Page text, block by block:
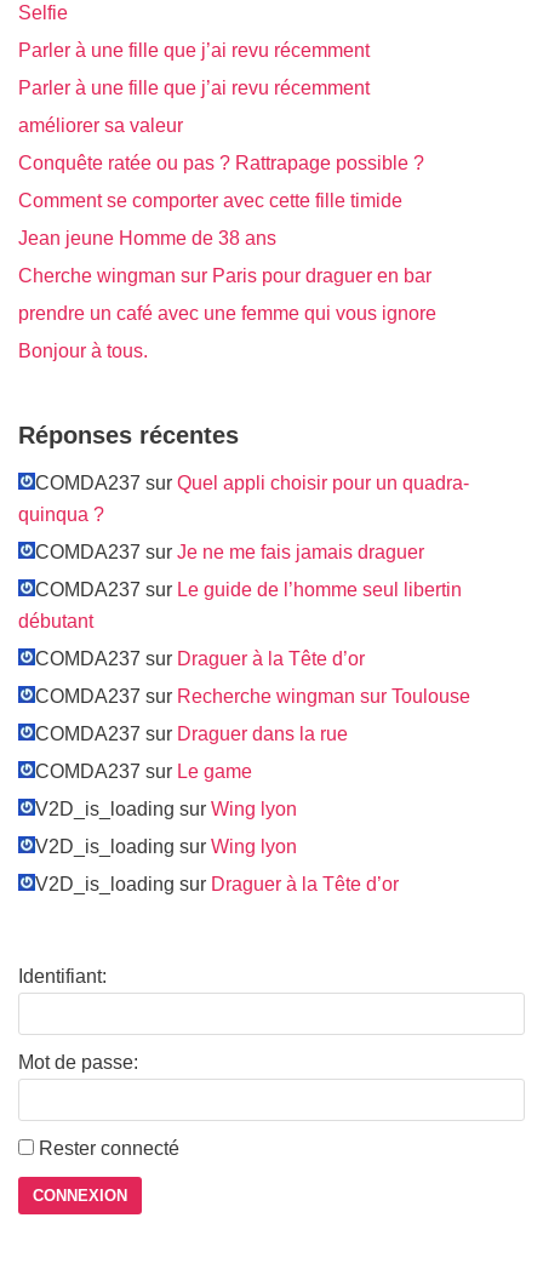
Selfie
Parler à une fille que j’ai revu récemment
Parler à une fille que j’ai revu récemment
améliorer sa valeur
Conquête ratée ou pas ? Rattrapage possible ?
Comment se comporter avec cette fille timide
Jean jeune Homme de 38 ans
Cherche wingman sur Paris pour draguer en bar
prendre un café avec une femme qui vous ignore
Bonjour à tous.
Réponses récentes
COMDA237 sur Quel appli choisir pour un quadra-
quinqua ?
COMDA237 sur Je ne me fais jamais draguer
COMDA237 sur Le guide de l’homme seul libertin
débutant
COMDA237 sur Draguer à la Tête d’or
COMDA237 sur Recherche wingman sur Toulouse
COMDA237 sur Draguer dans la rue
COMDA237 sur Le game
V2D_is_loading sur Wing lyon
V2D_is_loading sur Wing lyon
V2D_is_loading sur Draguer à la Tête d’or
Identifiant:
Mot de passe:
Rester connecté
CONNEXION